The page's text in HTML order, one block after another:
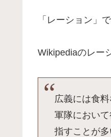
「レーション」
Wikipediaのレー
広義には食
軍隊におい
指すことが多